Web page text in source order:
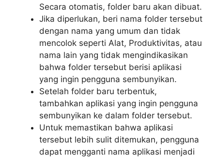
Secara otomatis, folder baru akan dibuat.
Jika diperlukan, beri nama folder tersebut
dengan nama yang umum dan tidak
mencolok seperti Alat, Produktivitas, atau
nama lain yang tidak mengindikasikan
bahwa folder tersebut berisi aplikasi
yang ingin pengguna sembunyikan.
Setelah folder baru terbentuk,
tambahkan aplikasi yang ingin pengguna
sembunyikan ke dalam folder tersebut.
Untuk memastikan bahwa aplikasi
tersebut lebih sulit ditemukan, pengguna
dapat mengganti nama aplikasi menjadi